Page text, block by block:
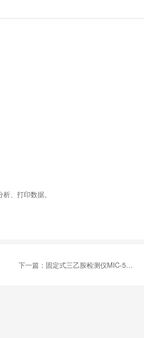
、打印数据。
下一篇： 固定式三乙胺检测仪MIC-500S-C6H15N